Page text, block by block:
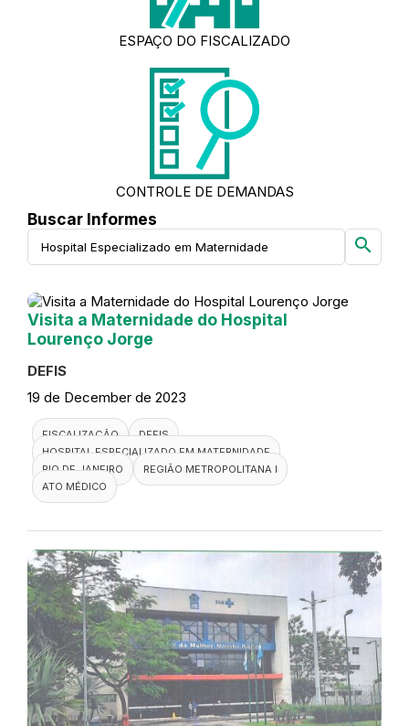
ESPAÇO DO FISCALIZADO
CONTROLE DE DEMANDAS
Buscar Informes
search
Visita a Maternidade do Hospital
Lourenço Jorge
DEFIS
19 de December de 2023
FISCALIZAÇÃO
DEFIS
HOSPITAL ESPECIALIZADO EM MATERNIDADE
RIO DE JANEIRO
REGIÃO METROPOLITANA I
ATO MÉDICO